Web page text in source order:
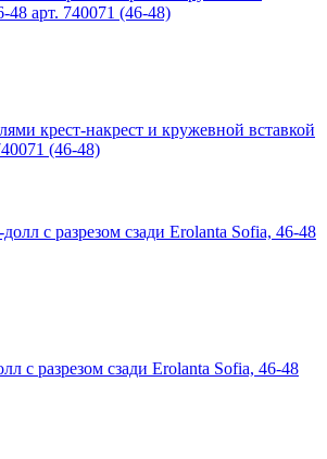
крест-накрест и кружевной вставкой
(46-48)
c разрезом сзади Erolanta Sofia, 46-48